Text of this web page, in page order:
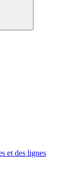
et des lignes